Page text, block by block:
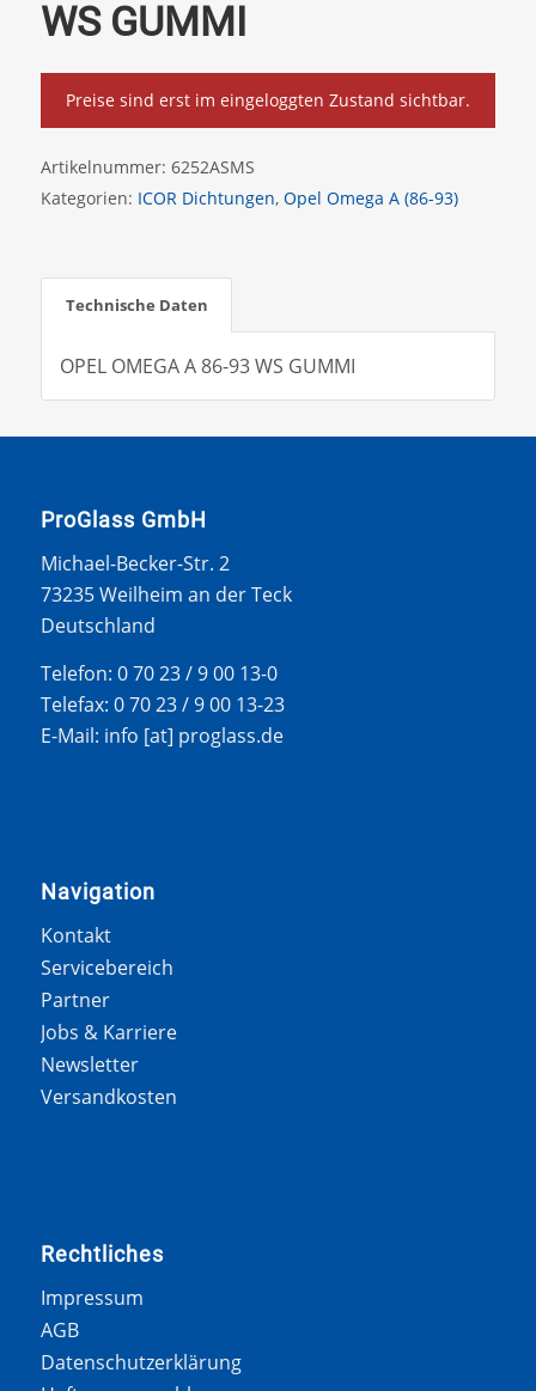
WS GUMMI
Preise sind erst im eingeloggten Zustand sichtbar.
Artikelnummer: 6252ASMS
Kategorien: ICOR Dichtungen, Opel Omega A (86-93)
Technische Daten
OPEL OMEGA A 86-93 WS GUMMI
ProGlass GmbH
Michael-Becker-Str. 2
73235 Weilheim an der Teck
Deutschland
Telefon: 0 70 23 / 9 00 13-0
Telefax: 0 70 23 / 9 00 13-23
E-Mail: info [at] proglass.de
Navigation
Kontakt
Servicebereich
Partner
Jobs & Karriere
Newsletter
Versandkosten
Rechtliches
Impressum
AGB
Datenschutzerklärung